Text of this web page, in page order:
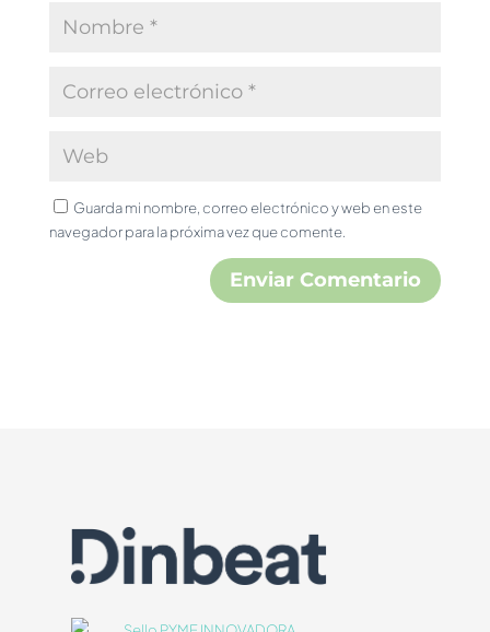
Guarda mi nombre, correo electrónico y web en este
navegador para la próxima vez que comente.